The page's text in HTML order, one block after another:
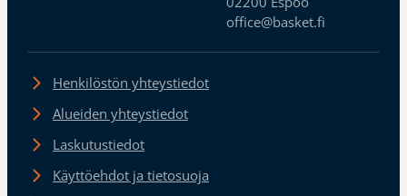
office@basket.fi
Henkilöstön yhteystiedot
Alueiden yhteystiedot
Laskutustiedot
Käyttöehdot ja tietosuoja